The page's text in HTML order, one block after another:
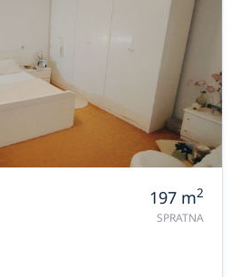
197 m2
SPRATNA